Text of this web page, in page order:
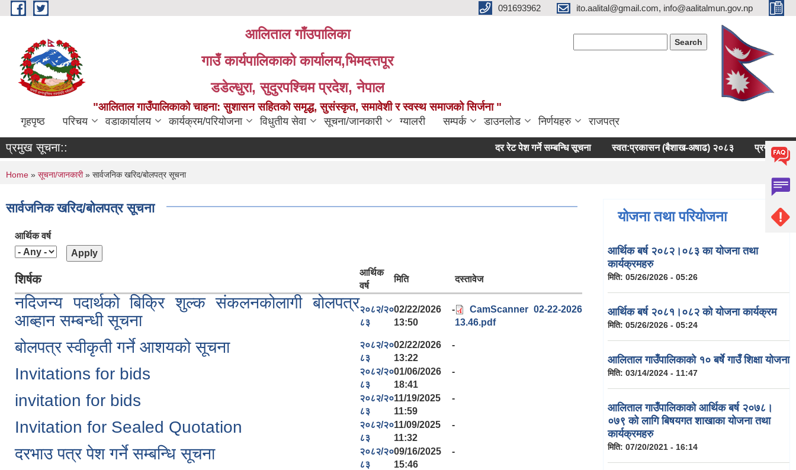
Skip to main content 091693962 ito.aalital@gmail.com, info@aalitalmun.gov.np
आलिताल गाँउपालिका
गाउँ कार्यपालिकाको कार्यालय,भिमदत्तपूर
डडेल्धुरा, सुदुरपश्चिम प्रदेश, नेपाल
"आलिताल गाउँपालिकाको चाहना: सुशासन सहितको समृद्ध, सुसंस्कृत, समावेशी र स्वस्थ समाजको सिर्जना "
गृहपृष्ठ परिचय वडाकार्यालय कार्यक्रम/परियोजना विधुतीय सेवा सूचना/जानकारी ग्यालरी सम्पर्क डाउनलोड निर्णयहरु राजपत्र
प्रमुख सूचना:: दर रेट पेश गर्ने सम्बन्धि सूचना स्वत:प्रकासन (बैशाख-अषाढ) २०८३ प्रगति बिबरण पेस
You are here
Home » सूचना/जानकारी» सार्वजनिक खरिद/बोलपत्र सूचना
सार्वजनिक खरिद/बोलपत्र सूचना
आर्थिक वर्ष
शिर्षक
आर्थिक
वर्ष
मिति दस्तावेज
नदिजन्य पदार्थको बिक्रि शुल्क संकलनकोलागी बोलपत्र
आब्हान सम्बन्धी सूचना
२०८२/२०
८३
02/22/2026 -
13:50
CamScanner 02-22-2026
13.46.pdf
बोलपत्र स्वीकृती गर्ने आशयको सूचना
२०८२/२०
८३
02/22/2026 -
13:22
Invitations for bids
२०८२/२०
८३
01/06/2026 -
18:41
invitation for bids
२०८२/२०
८३
11/19/2025 -
11:59
Invitation for Sealed Quotation
२०८२/२०
८३
11/09/2025 -
11:32
दरभाउ पत्र पेश गर्ने सम्बन्धि सूचना
२०८२/२०
८३
09/16/2025 -
15:46
योजना तथा परियोजना
आर्थिक बर्ष २०८२।०८३ का योजना तथा
कार्यक्रमहरु
मिति: 05/26/2026 - 05:26
आर्थिक बर्ष २०८१।०८२ को योजना कार्यक्रम
मिति: 05/26/2026 - 05:24
आलिताल गाउँपालिकाको १० बर्षे गाउँ शिक्षा योजना
मिति: 03/14/2024 - 11:47
आलिताल गाउँपालिकाको आर्थिक बर्ष २०७८।
०७९ को लागि बिषयगत शाखाका योजना तथा
कार्यक्रमहरु
मिति: 07/20/2021 - 16:14